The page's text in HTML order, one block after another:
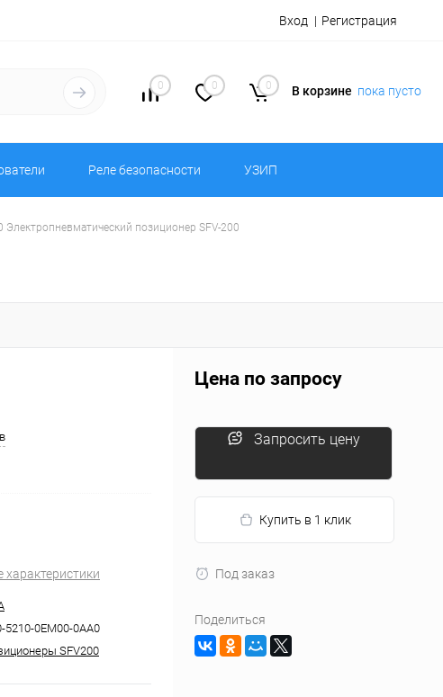
Вход Регистрация
0 0 0 В корзине пока пусто
Реле безопасности УЗИП
Электропневматический позиционер SFV-200
характеристики
5210-0EM00-0AA0
SFV200
Цена по запросу
Запросить цену
Купить в 1 клик
Под заказ
Поделиться